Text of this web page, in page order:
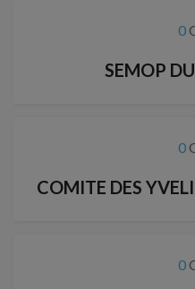
0
SEMOP
0
COMITE DES
0